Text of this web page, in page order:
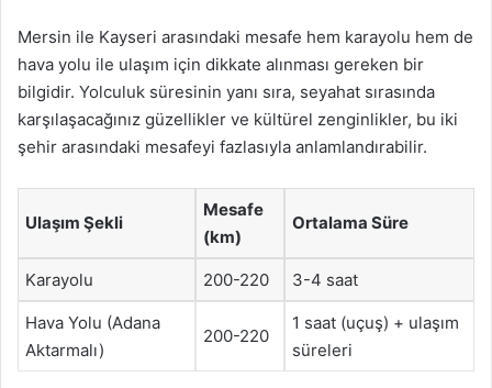
Mersin ile Kayseri arasındaki mesafe hem karayolu hem de
hava yolu ile ulaşım için dikkate alınması gereken bir
bilgidir. Yolculuk süresinin yanı sıra, seyahat sırasında
karşılaşacağınız güzellikler ve kültürel zenginlikler, bu iki
şehir arasındaki mesafeyi fazlasıyla anlamlandırabilir.
Ulaşım Şekli
Mesafe
(km)
Ortalama Süre
Karayolu 200-220 3-4 saat
Hava Yolu (Adana
Aktarmalı)
200-220
1 saat (uçuş) + ulaşım
süreleri